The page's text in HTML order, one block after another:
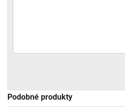
Podobné produkty